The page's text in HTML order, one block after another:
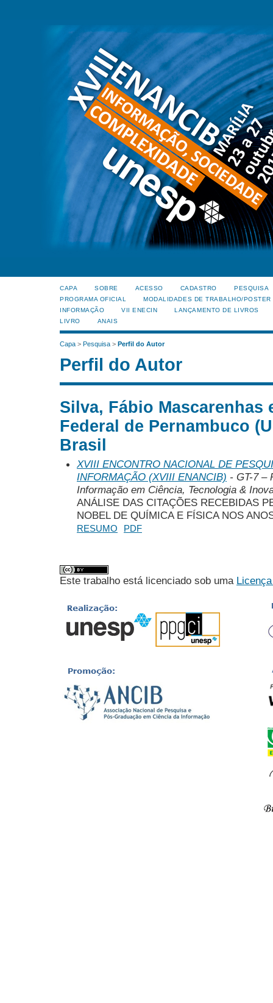
CAPA SOBRE ACESSO CADASTRO
PESQUISA
PROGRAMA OFICIAL
MODALIDADES DE TRABALHO/POSTER
INFORMAÇÃO
VII ENECIN
LANÇAMENTO DE LIVROS
LIVRO
ANAIS
Capa > Pesquisa > Perfil do Autor
Perfil do Autor
Silva, Fábio Mascarenhas
Federal de Pernambuco
Brasil
XVIII ENCONTRO NACIONAL DE
INFORMAÇÃO (XVIII ENANCIB) - GT-7 –
Informação em Ciência, Tecnologia &
ANÁLISE DAS CITAÇÕES RECEBIDAS
NOBEL DE QUÍMICA E FÍSICA NOS
RESUMO PDF
Este trabalho está licenciado sob uma